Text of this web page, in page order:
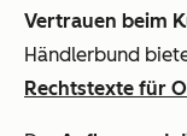
Vertrauen beim
Händlerbund
Rechtstexte für